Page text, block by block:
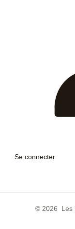
Se connecter
© 2026 Les